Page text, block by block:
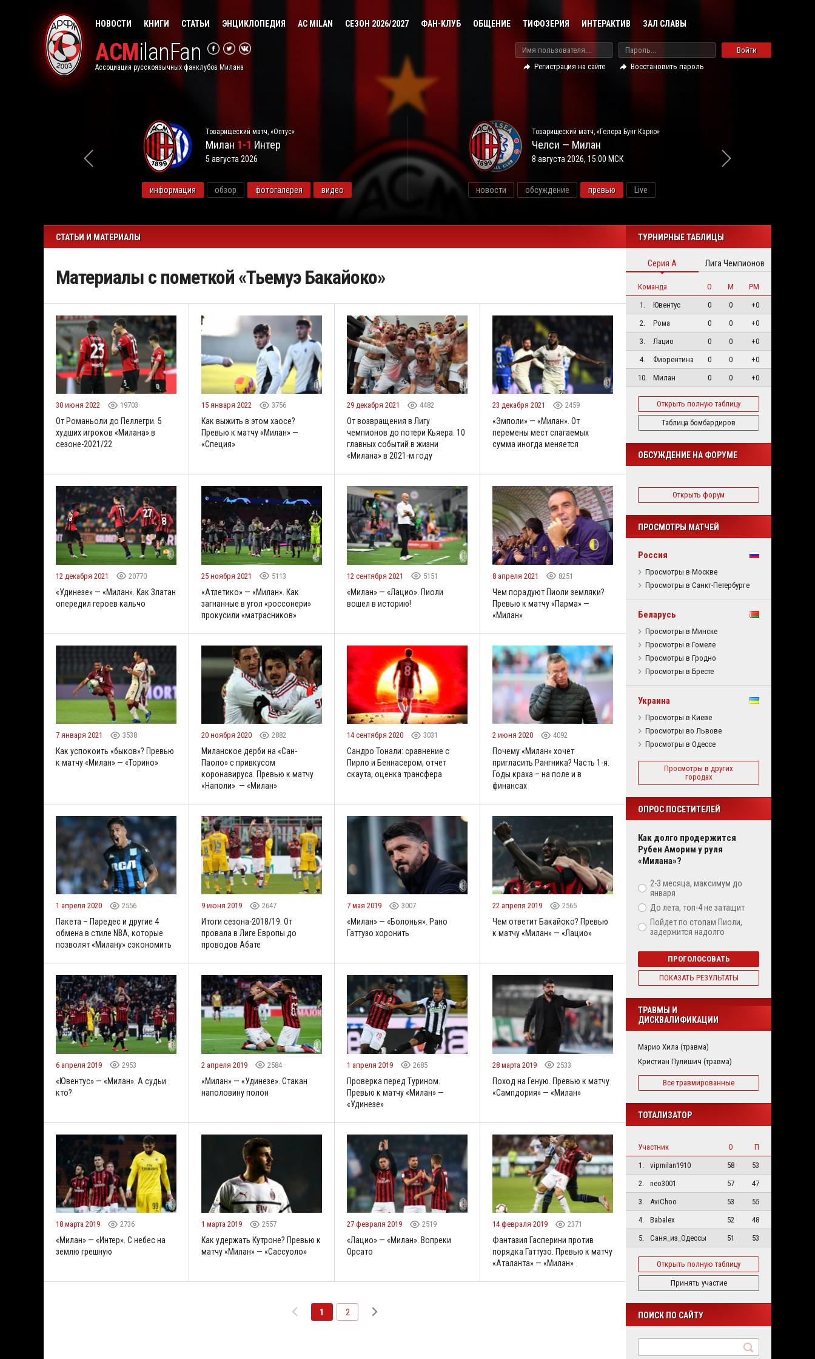
НОВОСТИ КНИГИ СТАТЬИ ЭНЦИКЛОПЕДИЯ AC MILAN СЕЗОН 2026/2027 ФАН-КЛУБ ОБЩЕНИЕ ТИФОЗЕРИЯ ИНТЕРАКТИВ ЗАЛ СЛАВЫ
ACMilanFan
Ассоциация русскоязычных фанклубов Милана
Войти
Регистрация на сайте
Восстановить пароль
Товарищеский матч, «Оптус»
Милан 1-1 Интер
5 августа 2026
информация обзор фотогалерея видео
Товарищеский матч, «Гелора Бунг Карно»
Челси — Милан
8 августа 2026, 15:00 МСК
новости обсуждение превью Live
СТАТЬИ И МАТЕРИАЛЫ
Материалы с пометкой «Тьемуэ Бакайоко»
30 июня 2022 19703
От Романьоли до Пеллегри. 5
худших игроков «Милана» в
сезоне-2021/22
15 января 2022 3756
Как выжить в этом хаосе?
Превью к матчу «Милан» —
«Специя»
29 декабря 2021 4482
От возвращения в Лигу
чемпионов до потери Кьяера. 10
главных событий в жизни
«Милана» в 2021-м году
23 декабря 2021 2459
«Эмполи» — «Милан». От
перемены мест слагаемых
сумма иногда меняется
12 декабря 2021 20770
«Удинезе» — «Милан». Как Златан
опередил героев кальчо
25 ноября 2021 5113
«Атлетико» — «Милан». Как
загнанные в угол «россонери»
прокусили «матрасников»
12 сентября 2021 5151
«Милан» — «Лацио». Пиоли
вошел в историю!
8 апреля 2021 8251
Чем порадуют Пиоли земляки?
Превью к матчу «Парма» —
«Милан»
7 января 2021 3538
Как успокоить «быков»? Превью
к матчу «Милан» — «Торино»
20 ноября 2020 2882
Миланское дерби на «Сан-
Паоло» с привкусом
коронавируса. Превью к матчу
«Наполи» — «Милан»
14 сентября 2020 3031
Сандро Тонали: сравнение с
Пирло и Беннасером, отчет
скаута, оценка трансфера
2 июня 2020 4092
Почему «Милан» хочет
пригласить Рангника? Часть 1-я.
Годы краха – на поле и в
финансах
1 апреля 2020 2556
Пакета – Паредес и другие 4
обмена в стиле NBA, которые
позволят «Милану» сэкономить
9 июня 2019 2647
Итоги сезона-2018/19. От
провала в Лиге Европы до
проводов Абате
7 мая 2019 3007
«Милан» — «Болонья». Рано
Гаттузо хоронить
22 апреля 2019 2565
Чем ответит Бакайоко? Превью
к матчу «Милан» — «Лацио»
6 апреля 2019 2953
«Ювентус» — «Милан». А судьи
кто?
2 апреля 2019 2584
«Милан» — «Удинезе». Стакан
наполовину полон
1 апреля 2019 2685
Проверка перед Турином.
Превью к матчу «Милан» —
«Удинезе»
28 марта 2019 2533
Поход на Геную. Превью к матчу
«Сампдория» — «Милан»
18 марта 2019 2736
«Милан» — «Интер». С небес на
землю грешную
1 марта 2019 2557
Как удержать Кутроне? Превью к
матчу «Милан» — «Сассуоло»
27 февраля 2019 2519
«Лацио» — «Милан». Вопреки
Орсато
14 февраля 2019 2371
Фантазия Гасперини против
порядка Гаттузо. Превью к матчу
«Аталанта» — «Милан»
1 2
ТУРНИРНЫЕ ТАБЛИЦЫ
Серия А Лига Чемпионов
Команда О М
РМ
1.
Ювентус 0 0
+0
2.
Рома 0 0
+0
3.
Лацио 0 0
+0
4.
Фиорентина 0 0
+0
10.
Милан 0 0 +0
Открыть полную таблицу
Таблица бомбардиров
ОБСУЖДЕНИЕ НА ФОРУМЕ
Открыть форум
ПРОСМОТРЫ МАТЧЕЙ
Россия
Просмотры в Москве
Просмотры в Санкт-Петербурге
Беларусь
Просмотры в Минске
Просмотры в Гомеле
Просмотры в Гродно
Просмотры в Бресте
Украина
Просмотры в Киеве
Просмотры во Львове
Просмотры в Одессе
Просмотры в других
городах
ОПРОС ПОСЕТИТЕЛЕЙ
Как долго продержится
Рубен Аморим у руля
«Милана»?
2-3 месяца, максимум до
января
До лета, топ-4 не затащит
Пойдет по стопам Пиоли,
задержится надолго
ПРОГОЛОСОВАТЬ
ПОКАЗАТЬ РЕЗУЛЬТАТЫ
ТРАВМЫ И
ДИСКВАЛИФИКАЦИИ
Марио Хила (травма)
Кристиан Пулишич (травма)
Все травмированные
ТОТАЛИЗАТОР
Участник О
П
1.
vipmilan1910 58
53
2.
neo3001 57
47
3.
AviChoo 53
55
4.
Babalex 52
48
5.
Саня_из_Одессы 51 53
Открыть полную таблицу
Принять участие
ПОИСК ПО САЙТУ